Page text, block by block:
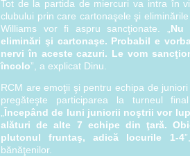
Tot de la partida de miercuri va intra în
clubului prin care cartonaşele şi
Williams vor fi aspru sancţionate. „Nu
eliminări şi cartonaşe. Probabil e
nervi în aceste cazuri. Le vom
încolo”, a explicat Dinu.
RCM are emoţii şi pentru echipa de
pregăteşte participarea la turneul
Începând de luni juniorii noştrii vor
alături de alte 7 echipe din ţară.
plutonul fruntaş, adică locurile 1-4
bănăţenilor.